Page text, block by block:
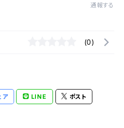
通報する
(0)
ア LINE ポスト